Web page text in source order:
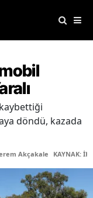
döndü, kazada
Akçakale KAYNAK: